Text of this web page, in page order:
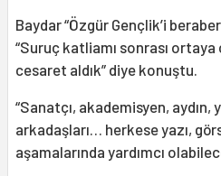
Baydar “Özgür Gençlik’i
“Suruç katliamı sonrası ortaya
cesaret aldık” diye konuştu.
“Sanatçı, akademisyen, aydın,
arkadaşları… herkese yazı,
aşamalarında yardımcı